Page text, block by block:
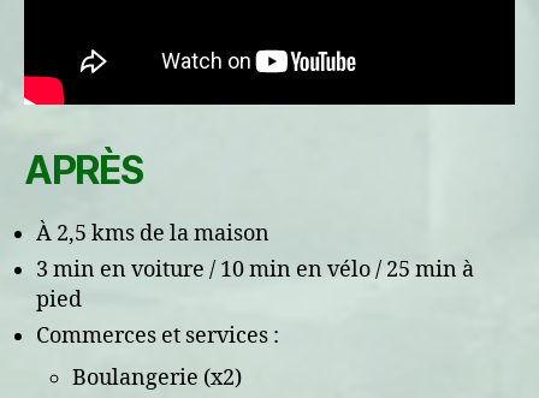
APRÈS
À 2,5 kms de la maison
3 min en voiture / 10 min en vélo / 25 min à
pied
Commerces et services :
Boulangerie (x2)